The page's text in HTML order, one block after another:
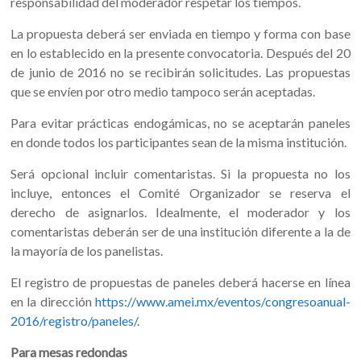
La propuesta deberá ser enviada en tiempo y forma con base
en lo establecido en la presente convocatoria. Después del 20
de junio de 2016 no se recibirán solicitudes. Las propuestas
que se envíen por otro medio tampoco serán aceptadas.
Para evitar prácticas endogámicas, no se aceptarán paneles
en donde todos los participantes sean de la misma institución.
Será opcional incluir comentaristas. Si la propuesta no los
incluye, entonces el Comité Organizador se reserva el
derecho de asignarlos. Idealmente, el moderador y los
comentaristas deberán ser de una institución diferente a la de
la mayoría de los panelistas.
El registro de propuestas de paneles deberá hacerse en línea
en la dirección https://www.amei.mx/eventos/congresoanual-
2016/registro/paneles/.
Para mesas redondas